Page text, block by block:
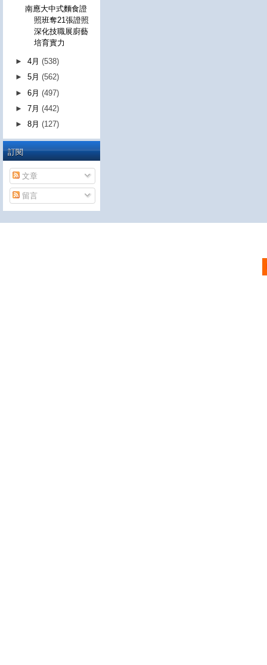
南應大中式麵食證
照班奪21張證照
深化技職展廚藝
培育實力
►4月(538)
►5月(562)
►6月(497)
►7月(442)
►8月(127)
訂閱
文章
留言